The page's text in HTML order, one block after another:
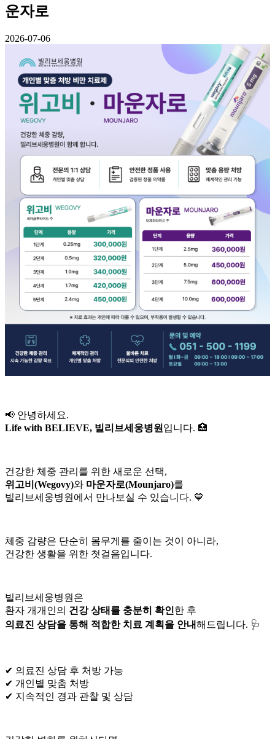
운자로
2026-07-06
📢 안녕하세요.
Life with BELIEVE, 빌리브세웅병원 입니다. 🏥
건강한 체중 관리를 위한 새로운 선택,
위고비(Wegovy)와 마운자로(Mounjaro)를
빌리브세웅병원에서 만나보실 수 있습니다. 💙
체중 감량은 단순히 몸무게를 줄이는 것이 아니라,
건강한 생활을 위한 첫걸음입니다.
빌리브세웅병원은
환자 개개인의 건강 상태를 충분히 확인한 후
의료진 상담을 통해 적합한 치료 계획을 안내해드립니다. 🩺
✔ 의료진 상담 후 처방 가능
✔ 개인별 맞춤 처방
✔ 지속적인 경과 관찰 및 상담